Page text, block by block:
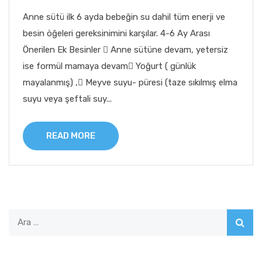
Anne sütü ilk 6 ayda bebeğin su dahil tüm enerji ve
besin öğeleri gereksinimini karşılar. 4-6 Ay Arası
Önerilen Ek Besinler  Anne sütüne devam, yetersiz
ise formül mamaya devam Yoğurt ( günlük
mayalanmış) , Meyve suyu- püresi (taze sıkılmış elma
suyu veya şeftali suy...
READ MORE